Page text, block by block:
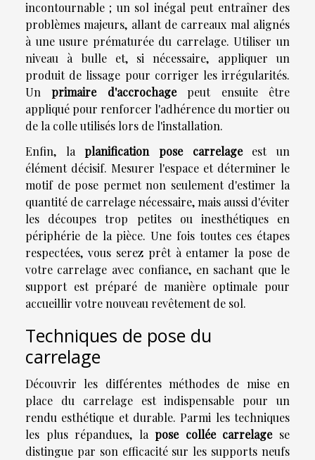
incontournable ; un sol inégal peut entraîner des
problèmes majeurs, allant de carreaux mal alignés
à une usure prématurée du carrelage. Utiliser un
niveau à bulle et, si nécessaire, appliquer un
produit de lissage pour corriger les irrégularités.
Unprimaire d'accrochagepeut ensuite être
appliqué pour renforcer l'adhérence du mortier ou
de la colle utilisés lors de l'installation.
Enfin, laplanification pose carrelageest un
élément décisif. Mesurer l'espace et déterminer le
motif de pose permet non seulement d'estimer la
quantité de carrelage nécessaire, mais aussi d'éviter
les découpes trop petites ou inesthétiques en
périphérie de la pièce. Une fois toutes ces étapes
respectées, vous serez prêt à entamer la pose de
votre carrelage avec confiance, en sachant que le
support est préparé de manière optimale pour
accueillir votre nouveau revêtement de sol.
Techniques de pose du
carrelage
Découvrir les différentes méthodes de mise en
place du carrelage est indispensable pour un
rendu esthétique et durable. Parmi les techniques
les plus répandues, lapose collée carrelagese
distingue par son efficacité sur les supports neufs